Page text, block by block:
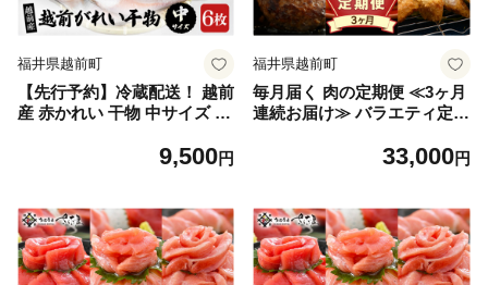
福井県越前町
【先行予約】冷蔵配送！ 越前
産 赤かれい 干物 中サイズ 6
こだわり一夜干し 調理しやす
レイ かれい干物 カレイひも
の 人気 お取り寄せ グルメ】
[e43-a005]
9,500円
福井県越前町
毎月届く 肉の定期便 ≪3ヶ月
連続お届け≫ バラエティ定期
んかつ・【訳あり】ホルモ
味付き 食事 精肉店 個包装 惣
菜 バーベキュー 屋外 [e02-c0
10]
33,000円